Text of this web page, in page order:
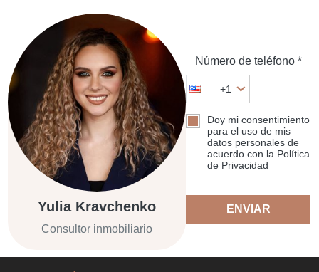
Yulia Kravchenko
Consultor inmobiliario
Número de teléfono *
+1
Doy mi consentimiento
para el uso de mis
datos personales de
acuerdo con la Política
de Privacidad
ENVIAR